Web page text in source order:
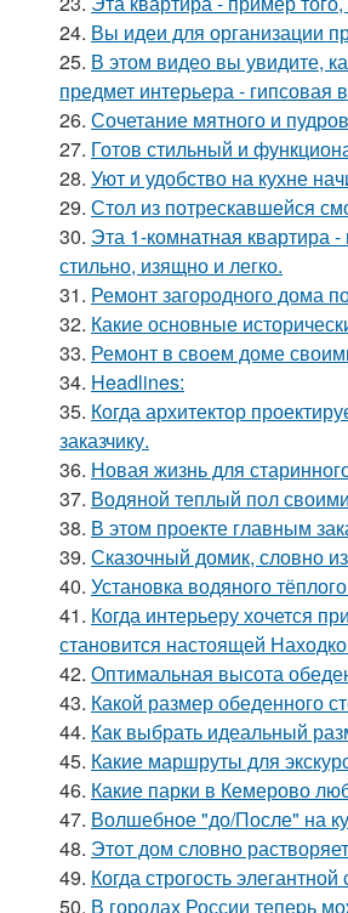
24. Вы идеи для организации
25. В этом видео вы увидите,
предмет интерьера - гипсовая
26. Сочетание мятного и
27. Готов стильный и
28. Уют и удобство на кухне
29. Стол из потрескавшейся
30. Эта 1-комнатная квартира
стильно, изящно и легко.
31. Ремонт загородного дома
32. Какие основные
33. Ремонт в своем доме
34. Headlines:
35. Когда архитектор
заказчику.
36. Новая жизнь для
37. Водяной теплый пол
38. В этом проекте главным
39. Сказочный домик, словно
40. Установка водяного
41. Когда интерьеру хочется
становится настоящей
42. Оптимальная высота
43. Какой размер обеденного
44. Как выбрать идеальный
45. Какие маршруты для
46. Какие парки в Кемерово
47. Волшебное "до/После" на
48. Этот дом словно
49. Когда строгость элегантной
50. В городах России тепеpь